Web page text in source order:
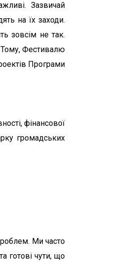
Зазвичай
на їх заходи.
зовсім не так.
Тому, Фестивалю
Програми
фінансової
громадських
Ми часто
готові чути, що